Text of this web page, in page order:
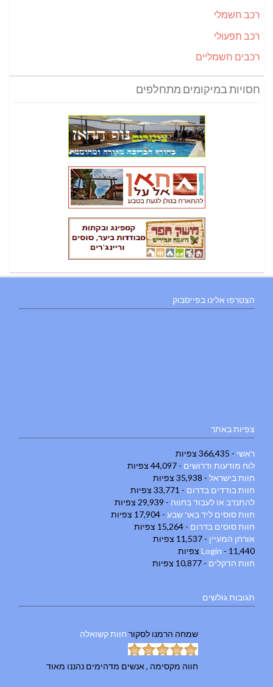
רכב חשמלי
רכב תפעולי
רכבים חשמליים
חסויות במיקומים מתחלפים
הצטרפו אלינו בפייסבוק
צפיות באתר
ראשי - 366,435 צפיות
לוח מודעות ודרושים - 44,097 צפיות
חוות בישראל - 35,938 צפיות
חוות בודדים בדרום - 33,771 צפיות
להתנדב או לעבוד בחווה - 29,939 צפיות
חוות סוסים ליד באר שבע - 17,904 צפיות
חוות סוסים בדרום - 15,264 צפיות
אורחן המעיין - 11,537 צפיות
Login - 11,440 צפיות
חוות הדקלים - 10,877 צפיות
תגובות גולשים
שמחה הרמנו לסקור חוות קשואלה
חווה מקסימה , אנשים מדהימים נהננו מאוד